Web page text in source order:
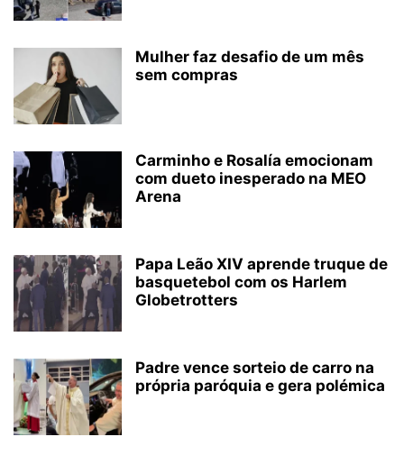
Mulher faz desafio de um mês
sem compras
Carminho e Rosalía emocionam
com dueto inesperado na MEO
Arena
Papa Leão XIV aprende truque de
basquetebol com os Harlem
Globetrotters
Padre vence sorteio de carro na
própria paróquia e gera polémica